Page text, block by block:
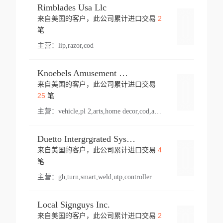
Rimblades Usa Llc
来自美国的客户，此公司累计进口交易 2
笔
主营： lip,razor,cod
Knoebels Amusement Resort
来自美国的客户，此公司累计进口交易
25笔
主营： vehicle,pl 2,arts,home decor,cod,amusement ride,sea
Duetto Intergrgrated Systems Inc.
来自美国的客户，此公司累计进口交易 4
笔
主营： gh,turn,smart,weld,utp,controller
Local Signguys Inc.
来自美国的客户，此公司累计进口交易 2